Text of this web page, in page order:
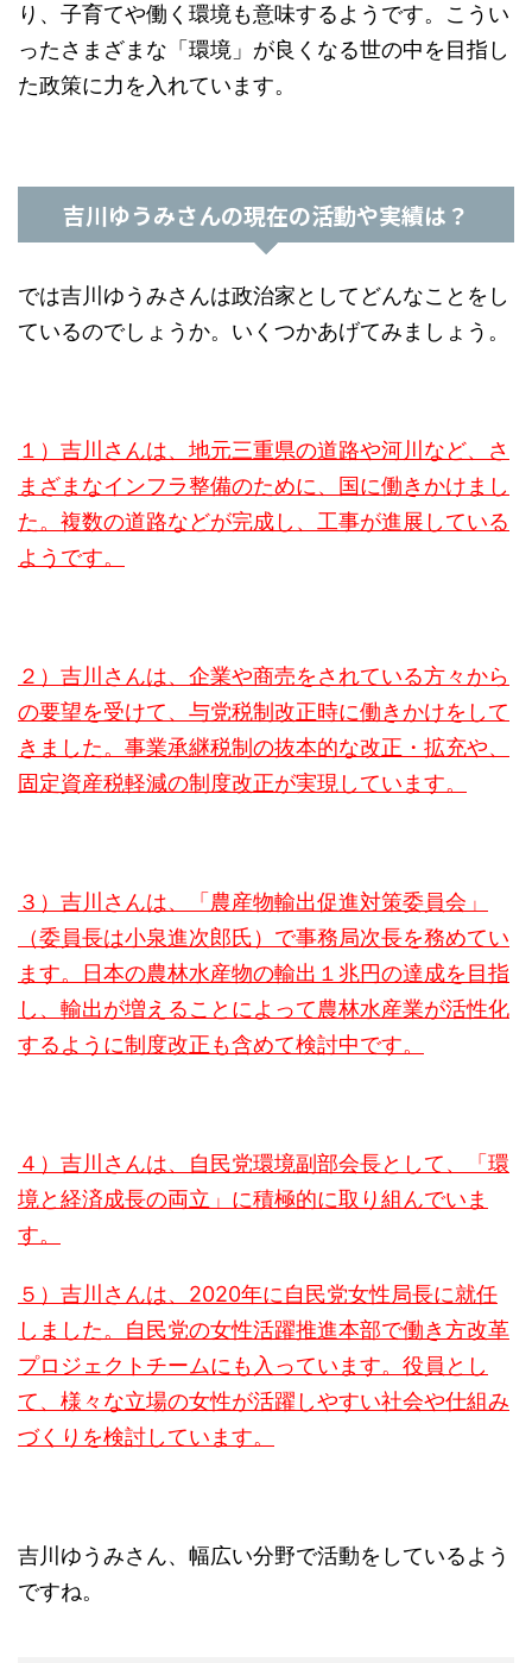
り、子育てや働く環境も意味するようです。こうい
ったさまざまな「環境」が良くなる世の中を目指し
た政策に力を入れています。
吉川ゆうみさんの現在の活動や実績は？
では吉川ゆうみさんは政治家としてどんなことをし
ているのでしょうか。いくつかあげてみましょう。
１）吉川さんは、地元三重県の道路や河川など、さ
まざまなインフラ整備のために、国に働きかけまし
た。複数の道路などが完成し、工事が進展している
ようです。
２）吉川さんは、企業や商売をされている方々から
の要望を受けて、与党税制改正時に働きかけをして
きました。事業承継税制の抜本的な改正・拡充や、
固定資産税軽減の制度改正が実現しています。
３）吉川さんは、「農産物輸出促進対策委員会」
（委員長は小泉進次郎氏）で事務局次長を務めてい
ます。日本の農林水産物の輸出１兆円の達成を目指
し、輸出が増えることによって農林水産業が活性化
するように制度改正も含めて検討中です。
４）吉川さんは、自民党環境副部会長として、「環
境と経済成長の両立」に積極的に取り組んでいま
す。
５）吉川さんは、2020年に自民党女性局長に就任
しました。自民党の女性活躍推進本部で働き方改革
プロジェクトチームにも入っています。役員とし
て、様々な立場の女性が活躍しやすい社会や仕組み
づくりを検討しています。
吉川ゆうみさん、幅広い分野で活動をしているよう
ですね。